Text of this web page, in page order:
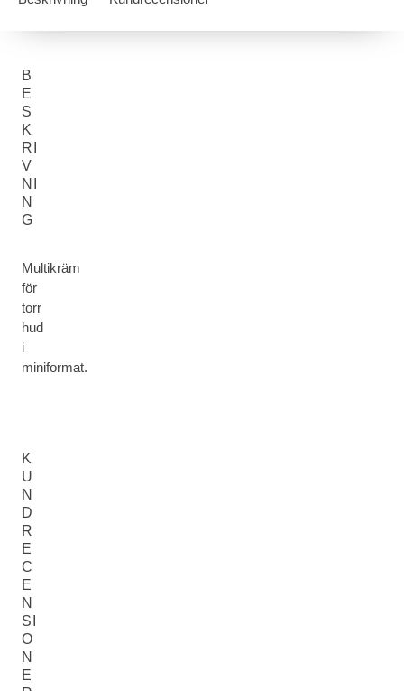
B
E
S
K
RI
V
NI
N
G
Multikräm
för
torr
hud
i
miniformat.
K
U
N
D
R
E
C
E
N
SI
O
N
E